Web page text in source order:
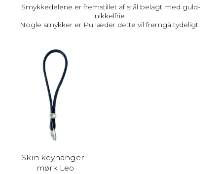
Smykkedelene er fremstillet af stål belagt med guld-
nikkelfrie.
Nogle smykker er Pu læder dette vil fremgå tydeligt.
Skin keyhanger -
mørk Leo